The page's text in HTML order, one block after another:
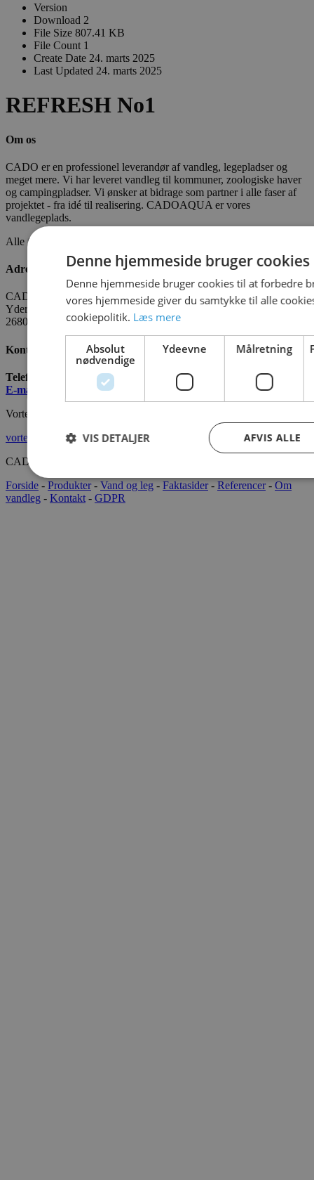
Version
Download 2
File Size 807.41 KB
File Count 1
Create Date 24. marts 2025
Last Updated 24. marts 2025
REFRESH No1
Om os
CADO er en professionel leverandør af vandleg, legepladser og
meget mere. Vi har leveret vandleg til kommuner, zoologiske haver
og campingpladser. Vi ønsker at bidrage som partner i alle faser af
projektet - fra idé til realisering. CADOAQUA er vores
vandlegeplads.
Alle fakta om CADO er tilgængelige
Adresse
CADO AQUA Danmark
Yderholmvej 35
2680 Solrød
Kontakt os
Telefon:
+45 7022 2628
E-mail
info@cado.dk
Vortex International
vortex-intl.com
CADOAQUA® 2022 Alle rettigheder forbeholdes.
Forside - Produkter- Vand og leg - Faktasider- Referencer- Om
vandleg - Kontakt - GDPR
Denne hjemmeside bruger cookies
Denne hjemmeside bruger cookies til at forbedre
vores hjemmeside giver du samtykke til alle
cookiepolitik. Læs mere
Absolut
nødvendige
Ydeevne Målretning
AFVIS ALLE
VIS DETALJER